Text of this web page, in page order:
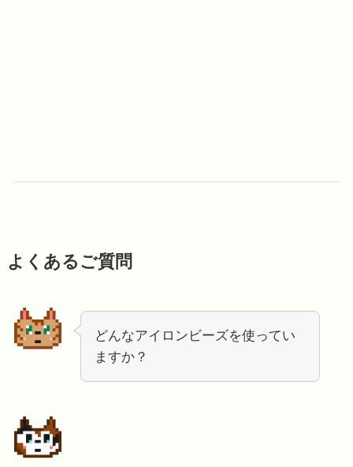
よくあるご質問
どんなアイロンビーズを使ってい
ますか？